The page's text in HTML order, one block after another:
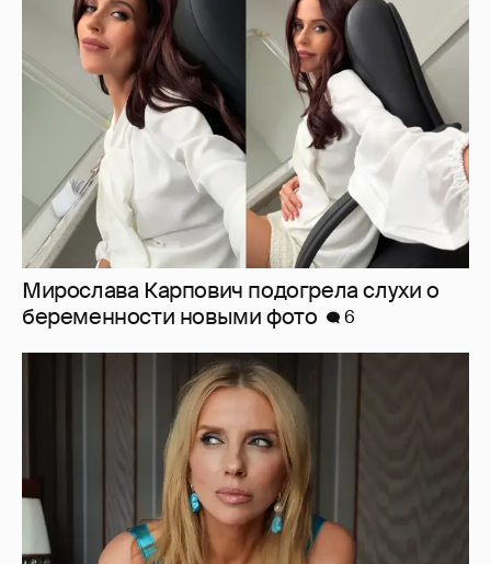
Мирослава Карпович подогрела слухи о
беременности новыми фото
6
Светлана Бондарчук в синих колготках
снялась в новой фотосессии